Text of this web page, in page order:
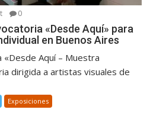
0
«Desde Aquí» para
en Buenos Aires
Aquí – Muestra
dirigida a artistas visuales de
Exposiciones